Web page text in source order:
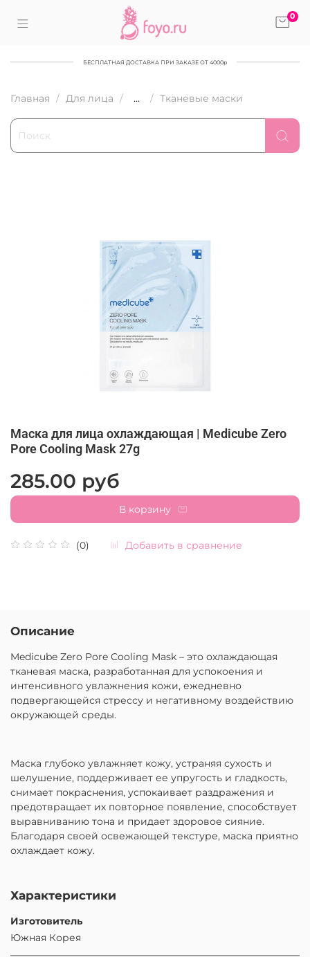
0
БЕСПЛАТНАЯ ДОСТАВКА ПРИ ЗАКАЗЕ ОТ 4000р
Главная Для лица ... Тканевые маски
Маска для лица охлаждающая | Medicube Zero
Pore Cooling Mask 27g
(0) Добавить в сравнение
285.00 руб
В корзину
Описание
Medicube Zero Pore Cooling Mask – это охлаждающая
тканевая маска, разработанная для успокоения и
интенсивного увлажнения кожи, ежедневно
подвергающейся стрессу и негативному воздействию
окружающей среды.
Маска глубоко увлажняет кожу, устраняя сухость и
шелушение, поддерживает ее упругость и гладкость,
снимает покраснения, успокаивает раздражения и
предотвращает их повторное появление, способствует
выравниванию тона и придает здоровое сияние.
Благодаря своей освежающей текстуре, маска приятно
охлаждает кожу.
Характеристики
Изготовитель
Южная Корея